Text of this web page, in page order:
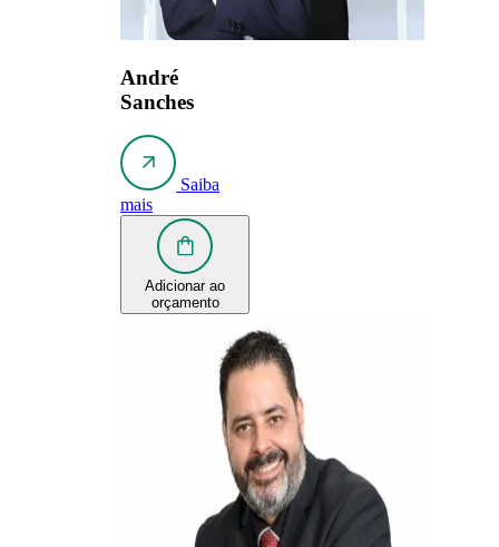
André
Sanches
Saiba
mais
Adicionar ao
orçamento